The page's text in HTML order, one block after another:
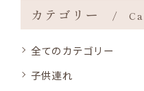
カテゴリー
全てのカテゴリー
子供連れ